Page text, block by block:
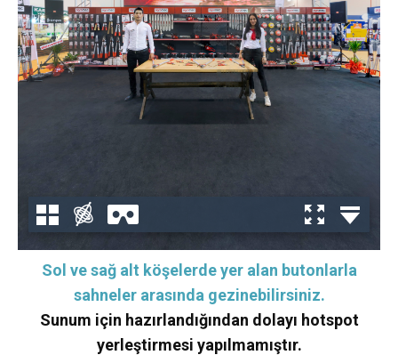
Sol ve sağ alt köşelerde yer alan butonlarla
sahneler arasında gezinebilirsiniz.
Sunum için hazırlandığından dolayı hotspot
yerleştirmesi yapılmamıştır.